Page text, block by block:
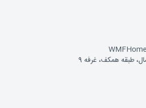
طبقه همکف، غرفه 9